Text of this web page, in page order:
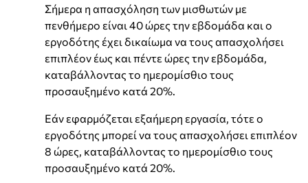
Σήμερα η απασχόληση των μισθωτών με
πενθήμερο είναι 40 ώρες την εβδομάδα και ο
εργοδότης έχει δικαίωμα να τους απασχολήσει
επιπλέον έως και πέντε ώρες την εβδομάδα,
καταβάλλοντας το ημερομίσθιο τους
προσαυξημένο κατά 20%.
Εάν εφαρμόζεται εξαήμερη εργασία, τότε ο
εργοδότης μπορεί να τους απασχολήσει επιπλέον
8 ώρες, καταβάλλοντας το ημερομίσθιο τους
προσαυξημένο κατά 20%.